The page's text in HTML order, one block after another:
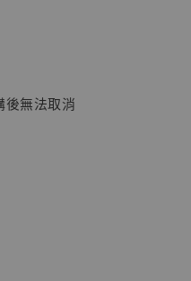
列可動蒐藏人偶 讓
後無法取消